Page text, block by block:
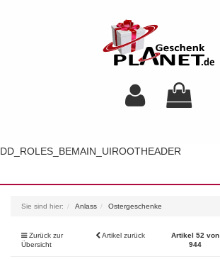
DD_ROLES_BEMAIN_UIROOTHEADER
Sie sind hier: Anlass Ostergeschenke
Zurück zur
Übersicht
Artikel zurück
Artikel 52 von
944